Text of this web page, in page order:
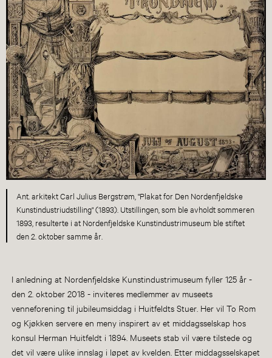
Ant. arkitekt Carl Julius Bergstrøm, "Plakat for Den Nordenfjeldske
Kunstindustriudstilling" (1893). Utstillingen, som ble avholdt sommeren
1893, resulterte i at Nordenfjeldske Kunstindustrimuseum ble stiftet
den 2. oktober samme år.
I anledning at Nordenfjeldske Kunstindustrimuseum fyller 125 år -
den 2. oktober 2018 - inviteres medlemmer av museets
venneforening til jubileumsiddag i Huitfeldts Stuer. Her vil To Rom
og Kjøkken servere en meny inspirert av et middagsselskap hos
konsul Herman Huitfeldt i 1894. Museets stab vil være tilstede og
det vil være ulike innslag i løpet av kvelden. Etter middagsselskapet